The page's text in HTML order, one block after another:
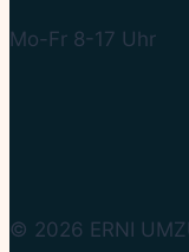
Mo-Fr 8-17 Uhr
© 2026 ERNI